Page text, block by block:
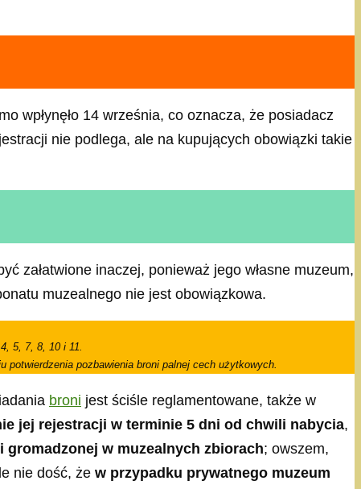
wpłynęło 14 września, co oznacza, że posiadacz
nie podlega, ale na kupujących obowiązki takie
załatwione inaczej, ponieważ jego własne muzeum,
muzealnego nie jest obowiązkowa.
5, 7, 8, 10 i 11.
pozbawienia broni palnej cech użytkowych.
broni jest ściśle reglamentowane, także w
jej rejestracji w terminie 5 dni od chwili nabycia,
w muzealnych zbiorach; owszem,
nie dość, że w przypadku prywatnego muzeum